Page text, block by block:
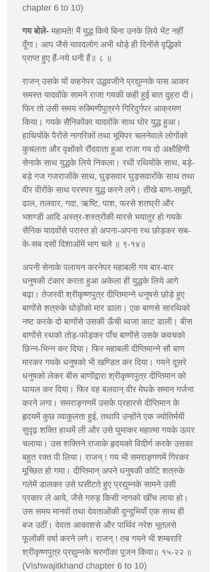
chapter 6 to 10)
गय बोले- महामते! मैं युद्ध किये बिना उनके लिये भेंट नहीं
दूँगा। आप जैसे यावदलोग अभी थोड़े ही दिनोंसे वृद्धिको
प्राप्त हुए हैं-नये धनी हैं॥ ८ ॥
राजन् उसके यों कहनेपर उद्धवजीने प्रद्युम्नके पास आकर
समस्त यादवोंके सामने राजा गयकी कही हुई बात दुहरा दी।
फिर तो उसी समय रुक्मिणीपुत्रने गिरिदुर्गपर आक्रमण
किया। गयके सैनिकोंका यादवोंके साथ घोर युद्ध हुआ।
हाथियोंके पैरोंसे नागरिकों तथा भूमिपर चलनेवाले लोगोंको
कुचलता और वृक्षोंको रौंदवाता हुआ राजा गय दो अक्षौहिणी
सेनाके साथ युद्धके लिये निकला। रथी रथियोंके साथ, बड़े-
बड़े गज गजराजोंके साथ, घुड़सवार घुड़सवारोंके साथ तथा
वीर वीरोंके साथ परस्पर युद्ध करने लगे। तीखे बाण-समूहों,
ढाल, तलवार, गदा, ऋष्टि, पाश, फरसे शतघ्री और
भशण्डी आदि अस्त्र-शस्त्रोंकी मारसे भयातुर हो गयके
सैनिक यादवोंसे परास्त हो अपना-अपना रथ छोड़कर सब-
के-सब दसों दिशाओंमें भाग चले ॥ ९-१४॥
अपनी सेनाके पलायन करनेपर महाबली गय बार-बार
धनुषकी टंकार करता हुआ अकेला ही युद्धके लिये आगे
बढ़ा। तेजस्वी श्रीकृष्णपुत्र दीप्तिमान्ने धनुषसे छोड़े हुए
बाणोंसे शत्रुके घोड़ोंको मार डाला। एक बाणसे सारथिको
नष्ट करके दो बाणोंसे उसकी ऊँची ध्वजा काट डाली। बीस
बाणोंसे रथको तोड़-फोड़कर पाँच बाणोंसे उसके कवचको
छिन्न-भिन्न कर दिया। फिर महाबली दीप्तिमान्ने सौ बाण
मारकर गयके धनुषको भी खण्डित कर दिया। गयने दूसरे
धनुषको लेकर बीस बाणोंद्वारा श्रीकृष्णपुत्र दीप्तिमान को
घायल कर दिया। फिर वह बलवान् वीर मेघके समान गर्जना
करने लगा। समराङ्गणमें उसके प्रहारसे दीप्तिमान के
हृदयमें कुछ व्याकुलता हुई, तथापि उन्होंने एक ज्योतिर्मयी
सुदृढ़ शक्ति हाथमें ली और उसे घुमाकर महात्मा गयके ऊपर
चलाया। उस शक्तिने राजाके हृदयको विदीर्ण करके उसका
बहुत रक्त पी लिया। राजन् ! गय भी समराङ्गणमें गिरकर
मूच्छित हो गया। दीप्तिमान् अपने धनुषकी कोटि शत्रुके
गलेमें डालकर उसे घसीटते हुए प्रद्युम्नके सामने उसी
प्रकार ले आये, जैसे गरुड़ किसी नागको खींच लाया हो।
उस समय मानवों तथा देवताओंकी दुन्दुभियाँ एक साथ ही
बज उठीं। देवता आकाशसे और पार्थिव नरेश भूतलसे
फूलोंकी वर्षा करने लगे। राजन् ! तब गयने भी शम्बरारि
श्रीकृष्णपुत्र प्रद्युम्नके चरणोंका पूजन किया॥ १५-२२ ॥
(Vishwajitkhand chapter 6 to 10)